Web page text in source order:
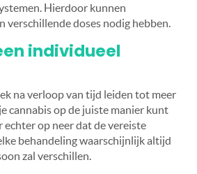
Hierdoor kunnen
verschillende doses nodig hebben.
individueel
na verloop van tijd leiden tot meer
cannabis op de juiste manier kunt
echter op neer dat de vereiste
behandeling waarschijnlijk altijd
zal verschillen.